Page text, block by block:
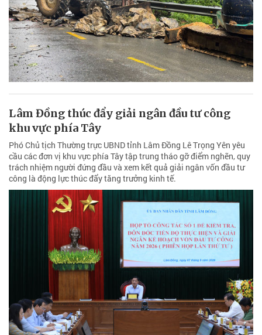
Lâm Đồng thúc đẩy giải ngân đầu tư công
khu vực phía Tây
Phó Chủ tịch Thường trực UBND tỉnh Lâm Đồng Lê Trọng Yên yêu
cầu các đơn vị khu vực phía Tây tập trung tháo gỡ điểm nghẽn, quy
trách nhiệm người đứng đầu và xem kết quả giải ngân vốn đầu tư
công là động lực thúc đẩy tăng trưởng kinh tế.